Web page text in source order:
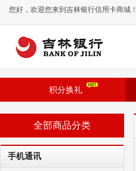
您好，欢迎您来到吉林银行信用卡商城！
积分换礼
全部商品分类
手机通讯